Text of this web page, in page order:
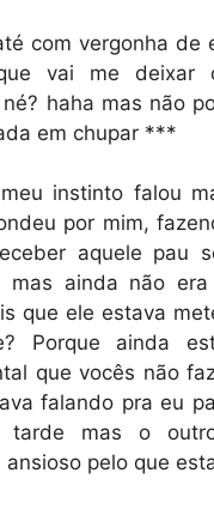
com vergonha de
vai me deixar
haha mas não
em chupar ***
instinto falou
por mim,
aquele pau
mas ainda não era
que ele estava
Porque ainda
que vocês não
falando pra eu
tarde mas o
pelo que